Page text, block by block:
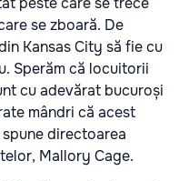
se zboară. De
Kansas City să fie cu
Sperăm că locuitorii
cu adevărat bucuroși
mândri că acest
directoarea
Mallory Cage.